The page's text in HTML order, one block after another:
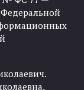
Федеральной